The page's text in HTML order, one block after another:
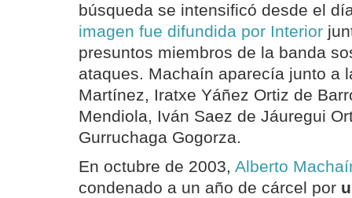
búsqueda se intensificó desde el
imagen fue difundida por Interior
presuntos miembros de la banda
ataques. Machaín aparecía junto a
Martínez, Iratxe Yáñez Ortiz de
Mendiola, Iván Saez de Jáuregui
Gurruchaga Gogorza.
En octubre de 2003, Alberto
condenado a un año de cárcel por